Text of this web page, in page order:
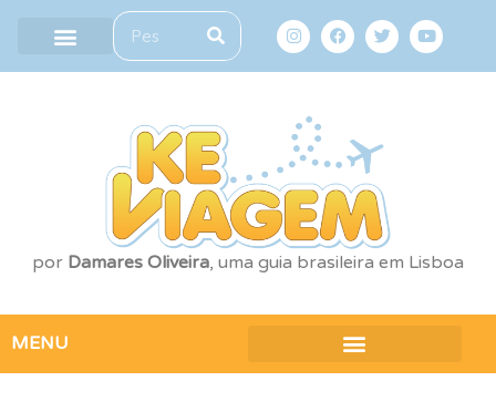
por Damares Oliveira, uma guia brasileira em Lisboa
MENU